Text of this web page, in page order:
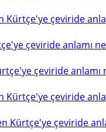
Kürtçe'ye çeviride
çeviride anlamı
çeviride anlamı
Kürtçe'ye çeviride
Kürtçe'ye çeviride